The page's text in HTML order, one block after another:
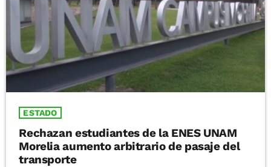
ESTADO
Rechazan estudiantes de la ENES UNAM
Morelia aumento arbitrario de pasaje del
transporte